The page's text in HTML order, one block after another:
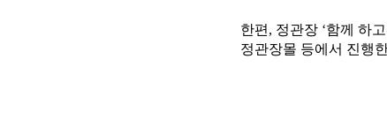
한편, 정관장 ‘함께 하
정관장몰 등에서 진행